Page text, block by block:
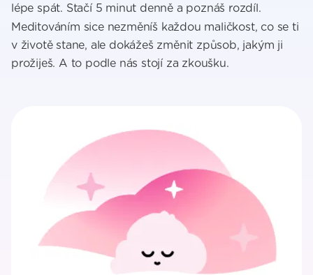
lépe spát. Stačí 5 minut denně a poznáš rozdíl.
Meditováním sice nezměníš každou maličkost, co se ti
v životě stane, ale dokážeš změnit způsob, jakým ji
prožiješ. A to podle nás stojí za zkoušku.